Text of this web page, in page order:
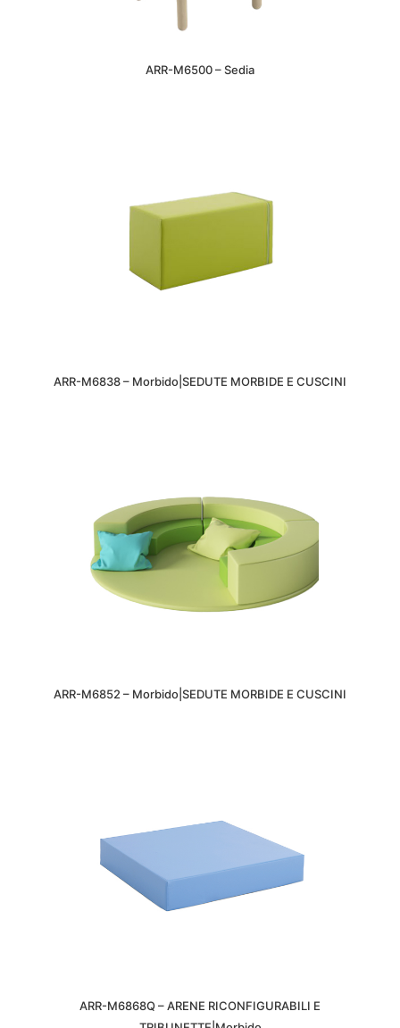
ARR-M6500 – Sedia
ARR-M6838 – Morbido|SEDUTE MORBIDE E CUSCINI
ARR-M6852 – Morbido|SEDUTE MORBIDE E CUSCINI
ARR-M6868Q – ARENE RICONFIGURABILI E